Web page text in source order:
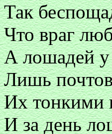
Так
Что враг
А лошадей у
Лишь
Их тонкими
И за день